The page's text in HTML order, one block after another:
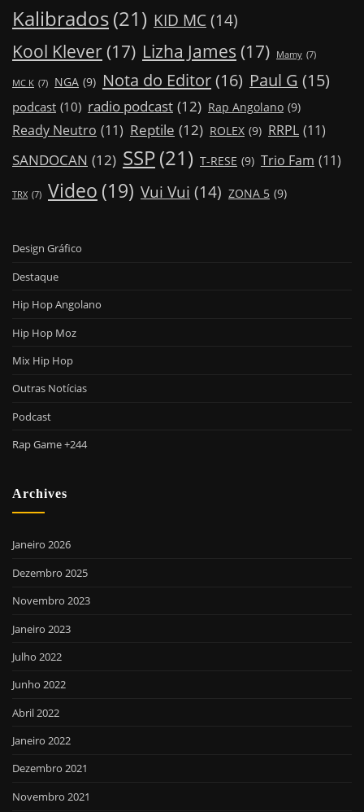
Kalibrados(21) KID MC (14)
Kool Klever (17) Lizha James (17) Mamy (7)
MC K (7) NGA (9) Nota do Editor(16) Paul G (15)
podcast (10) radio podcast (12) Rap Angolano (9)
Ready Neutro (11) Reptile (12) ROLEX (9) RRPL (11)
SANDOCAN (12) SSP(21) T-RESE (9) Trio Fam (11)
TRX (7) Video (19) Vui Vui (14) ZONA 5 (9)
Design Gráfico
Destaque
Hip Hop Angolano
Hip Hop Moz
Mix Hip Hop
Outras Notícias
Podcast
Rap Game +244
Archives
Janeiro 2026
Dezembro 2025
Novembro 2023
Janeiro 2023
Julho 2022
Junho 2022
Abril 2022
Janeiro 2022
Dezembro 2021
Novembro 2021